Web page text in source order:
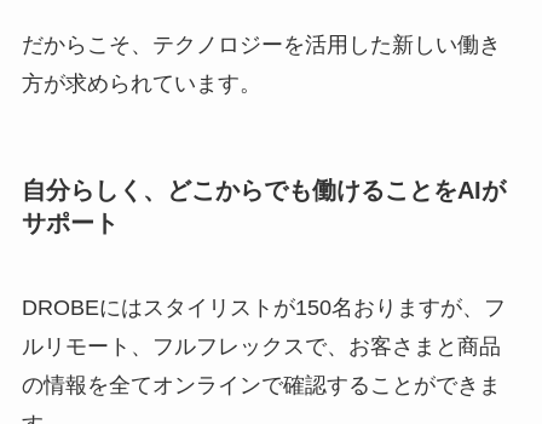
だからこそ、テクノロジーを活用した新しい働き
方が求められています。
自分らしく、どこからでも働けることをAIが
サポート
DROBEにはスタイリストが150名おりますが、フ
ルリモート、フルフレックスで、お客さまと商品
の情報を全てオンラインで確認することができま